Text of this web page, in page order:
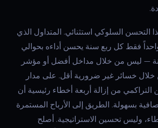
التحسن السلوكي استثنائي. المتداول الذي
فقط كل ربع سنة يحسن أداءه بحوالي
سنة — ليس من خلال مداخل أفضل أو مؤشر
خلال خسائر غير ضرورية أقل. على مدار
من إزالة أربعة أخطاء رئيسية أن
بسهولة. الطريق إلى الأرباح المستمرة
وليس تحسين الاستراتيجية. أصلح